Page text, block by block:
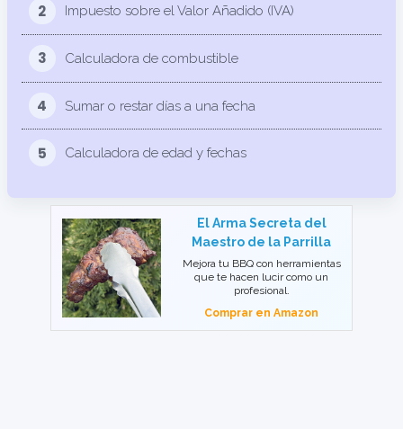
2 Impuesto sobre el Valor Añadido (IVA)
3 Calculadora de combustible
4 Sumar o restar días a una fecha
5 Calculadora de edad y fechas
El Arma Secreta del
Maestro de la Parrilla
Mejora tu BBQ con herramientas
que te hacen lucir como un
profesional.
Comprar en Amazon